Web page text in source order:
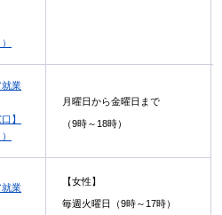
就業
】
月曜日から金曜日まで
（9時～18時）
就業
【女性】
毎週火曜日（9時～17時）